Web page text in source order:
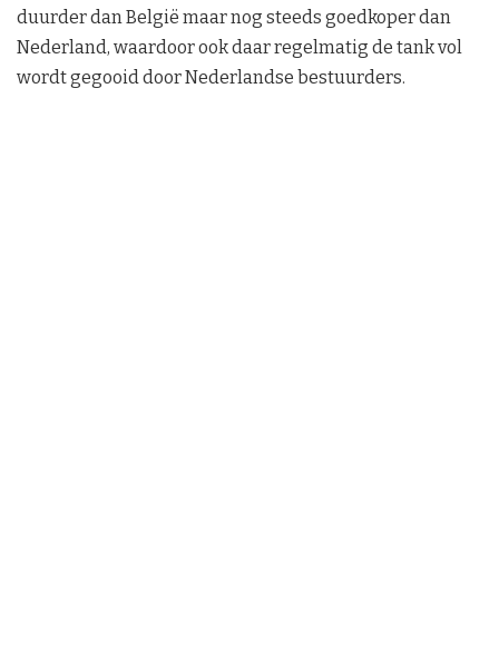
duurder dan België maar nog steeds goedkoper dan
Nederland, waardoor ook daar regelmatig de tank vol
wordt gegooid door Nederlandse bestuurders.